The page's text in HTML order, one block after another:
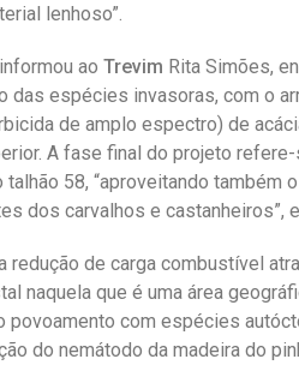
lenhoso”.
ao Trevim Rita Simões,
das espécies invasoras, com o
de amplo espectro) de
A fase final do projeto
58, “aproveitando também
dos carvalhos e castanheiros”,
redução de carga combustível
naquela que é uma área
povoamento com espécies
do nemátodo da madeira do